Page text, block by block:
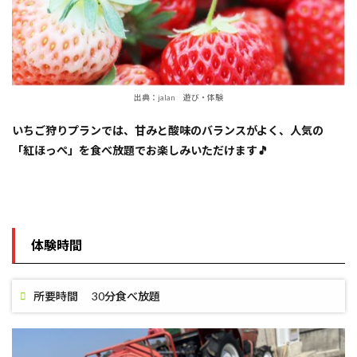
出典：jalan 遊び・体験
いちご狩りプランでは、甘みと酸味のバランスがよく、人気の
「紅ほっぺ」を食べ放題でお楽しみいただけます🎵
体験時間
所要時間 30分食べ放題